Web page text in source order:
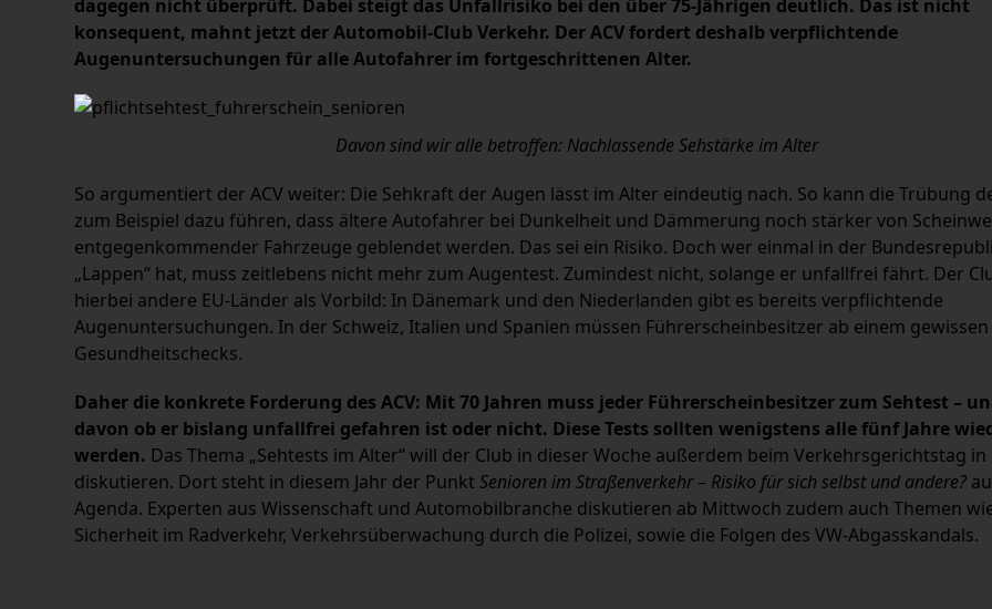
dagegen nicht überprüft. Dabei steigt das Unfallrisiko bei den über 75-Jährigen deutlich. Das ist nicht
konsequent, mahnt jetzt der Automobil-Club Verkehr. Der ACV fordert deshalb verpflichtende
Augenuntersuchungen für alle Autofahrer im fortgeschrittenen Alter.
Davon sind wir alle betroffen: Nachlassende Sehstärke im Alter
So argumentiert der ACV weiter: Die Sehkraft der Augen lässt im Alter eindeutig nach. So kann die Trübung
zum Beispiel dazu führen, dass ältere Autofahrer bei Dunkelheit und Dämmerung noch stärker von
entgegenkommender Fahrzeuge geblendet werden. Das sei ein Risiko. Doch wer einmal in der
„Lappen“ hat, muss zeitlebens nicht mehr zum Augentest. Zumindest nicht, solange er unfallfrei fährt. Der
hierbei andere EU-Länder als Vorbild: In Dänemark und den Niederlanden gibt es bereits verpflichtende
Augenuntersuchungen. In der Schweiz, Italien und Spanien müssen Führerscheinbesitzer ab einem
Gesundheitschecks.
Daher die konkrete Forderung des ACV: Mit 70 Jahren muss jeder Führerscheinbesitzer zum Sehtest –
davon ob er bislang unfallfrei gefahren ist oder nicht. Diese Tests sollten wenigstens alle fünf Jahre
werden. Das Thema „Sehtests im Alter“ will der Club in dieser Woche außerdem beim Verkehrsgerichtstag in
diskutieren. Dort steht in diesem Jahr der PunktSenioren im Straßenverkehr – Risiko für sich selbst und andere?
Agenda. Experten aus Wissenschaft und Automobilbranche diskutieren ab Mittwoch zudem auch Themen
Sicherheit im Radverkehr, Verkehrsüberwachung durch die Polizei, sowie die Folgen des VW-Abgasskandals.